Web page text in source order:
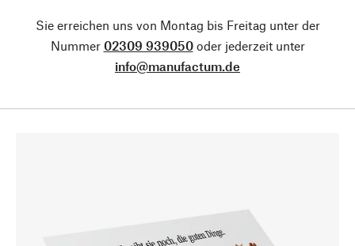
Sie erreichen uns von Montag bis Freitag unter der
Nummer 02309 939050oder jederzeit unter
info@manufactum.de